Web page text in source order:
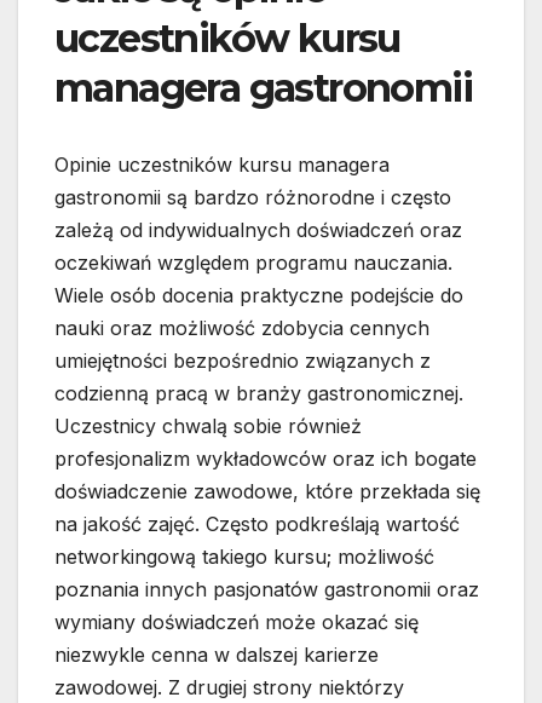
uczestników kursu
managera gastronomii
Opinie uczestników kursu managera
gastronomii są bardzo różnorodne i często
zależą od indywidualnych doświadczeń oraz
oczekiwań względem programu nauczania.
Wiele osób docenia praktyczne podejście do
nauki oraz możliwość zdobycia cennych
umiejętności bezpośrednio związanych z
codzienną pracą w branży gastronomicznej.
Uczestnicy chwalą sobie również
profesjonalizm wykładowców oraz ich bogate
doświadczenie zawodowe, które przekłada się
na jakość zajęć. Często podkreślają wartość
networkingową takiego kursu; możliwość
poznania innych pasjonatów gastronomii oraz
wymiany doświadczeń może okazać się
niezwykle cenna w dalszej karierze
zawodowej. Z drugiej strony niektórzy